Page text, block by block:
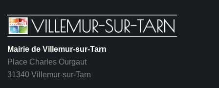
Mairie de Villemur-sur-Tarn
Place Charles Ourgaut
31340 Villemur-sur-Tarn